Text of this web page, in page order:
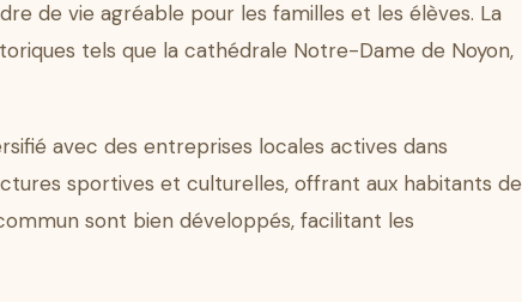
de vie agréable pour les familles et les élèves. La
tels que la cathédrale Notre-Dame de Noyon,
avec des entreprises locales actives dans
sportives et culturelles, offrant aux habitants de
sont bien développés, facilitant les